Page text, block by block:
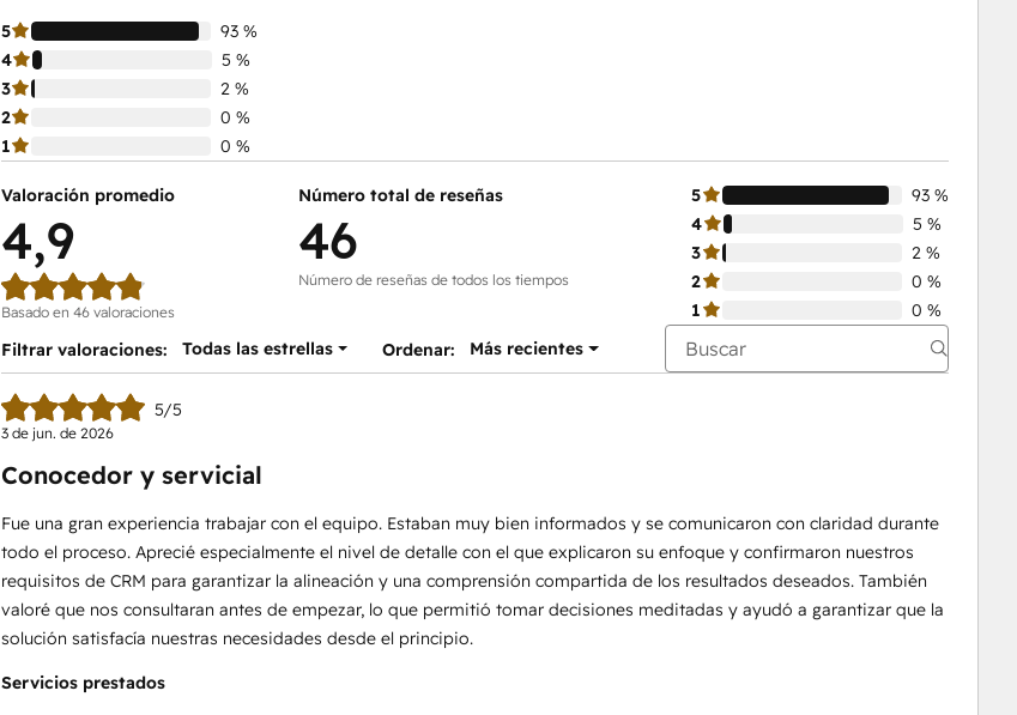
5
93 %
4
5 %
3
2 %
2
0 %
1
0 %
Valoración promedio
4,9
Basado en 46 valoraciones
Número total de reseñas
46
Número de reseñas de todos los tiempos
5
93 %
4
5 %
3
2 %
2
0 %
1
0 %
Filtrar valoraciones:
Todas las estrellas Ordenar: Más recientes
5/5
3 de jun. de 2026
Conocedor y servicial
Fue una gran experiencia trabajar con el equipo. Estaban muy bien informados y se comunicaron con claridad durante
todo el proceso. Aprecié especialmente el nivel de detalle con el que explicaron su enfoque y confirmaron nuestros
requisitos de CRM para garantizar la alineación y una comprensión compartida de los resultados deseados. También
valoré que nos consultaran antes de empezar, lo que permitió tomar decisiones meditadas y ayudó a garantizar que la
solución satisfacía nuestras necesidades desde el principio.
Servicios prestados